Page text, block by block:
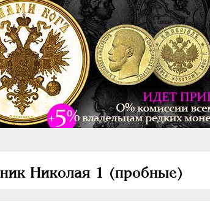
Николая 1 (пробные)